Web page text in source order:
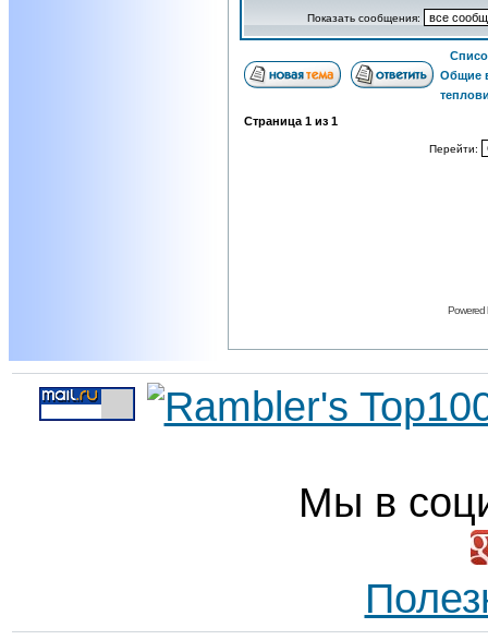
Показать сообщения:
Общие
Страница 1 из 1
Перейти:
Powered
Мы в